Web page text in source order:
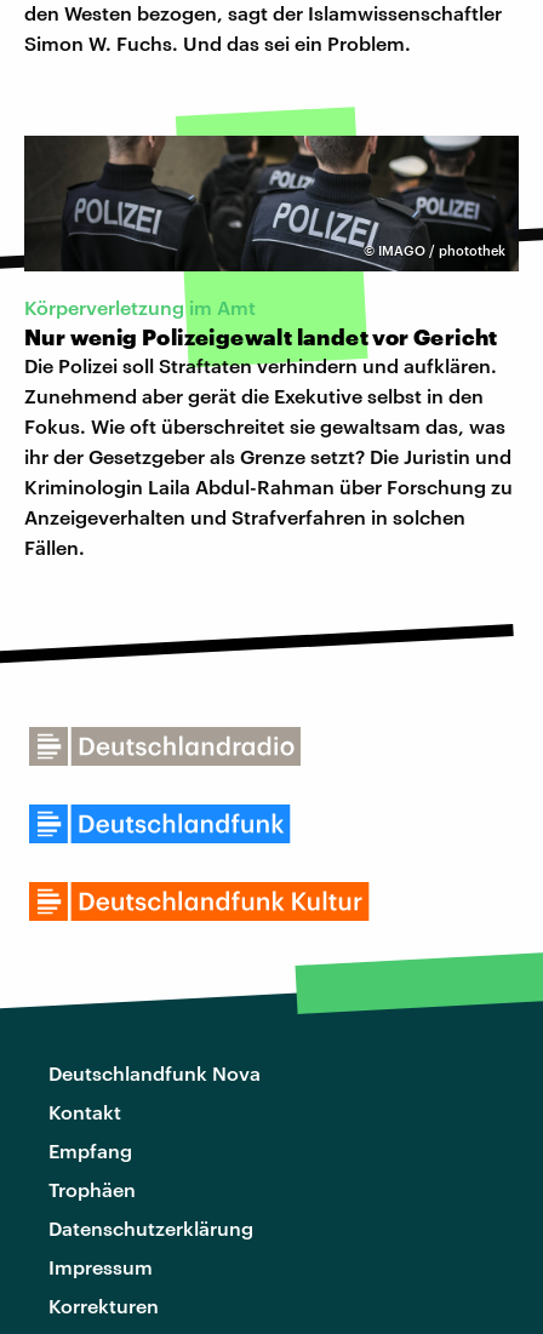
den Westen bezogen, sagt der Islamwissenschaftler
Simon W. Fuchs. Und das sei ein Problem.
© IMAGO / photothek
Körperverletzung im Amt
Nur wenig Polizeigewalt landet vor Gericht
Die Polizei soll Straftaten verhindern und aufklären.
Zunehmend aber gerät die Exekutive selbst in den
Fokus. Wie oft überschreitet sie gewaltsam das, was
ihr der Gesetzgeber als Grenze setzt? Die Juristin und
Kriminologin Laila Abdul-Rahman über Forschung zu
Anzeigeverhalten und Strafverfahren in solchen
Fällen.
Deutschlandfunk Nova
Kontakt
Empfang
Trophäen
Datenschutzerklärung
Impressum
Korrekturen